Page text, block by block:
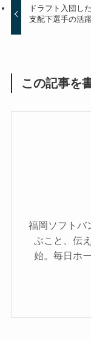
ドラフト入団し
支配下選手の活
この記事を
福岡ソフトバ
ぶこと、伝
始。毎日ホ